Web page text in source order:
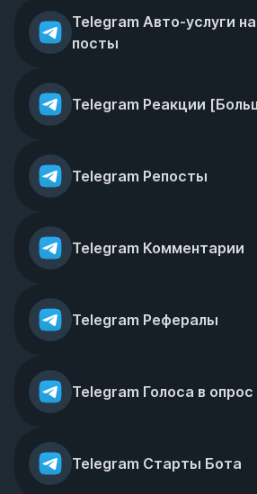
Telegram Авто-услуги
посты
Telegram Реакции
Telegram Репосты
Telegram Комментарии
Telegram Рефералы
Telegram Голоса в опрос
Telegram Старты Бота